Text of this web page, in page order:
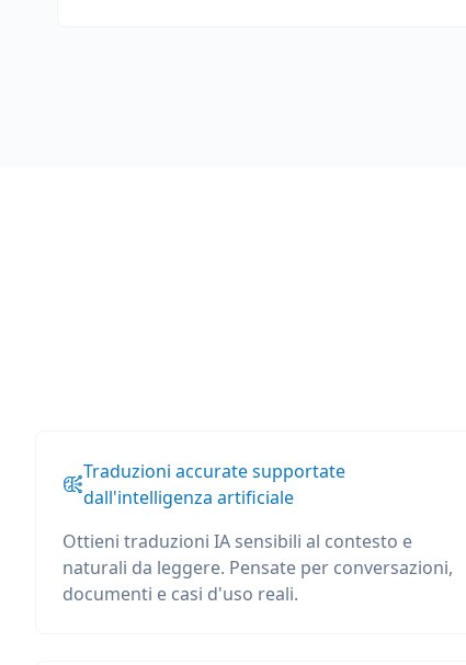
Traduzioni accurate supportate
dall'intelligenza artificiale
Ottieni traduzioni IA sensibili al contesto e
naturali da leggere. Pensate per conversazioni,
documenti e casi d'uso reali.